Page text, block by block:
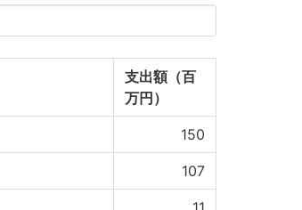
支出額（百
万円）
150
107